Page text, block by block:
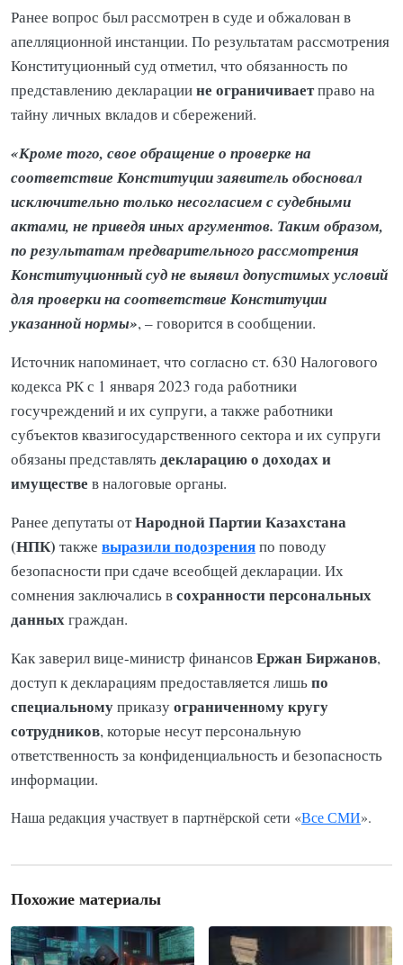
Ранее вопрос был рассмотрен в суде и обжалован в
апелляционной инстанции. По результатам рассмотрения
Конституционный суд отметил, что обязанность по
представлению декларациине ограничиваетправо на
тайну личных вкладов и сбережений.
«Кроме того, свое обращение о проверке на
соответствие Конституции заявитель обосновал
исключительно только несогласием с судебными
актами, не приведя иных аргументов. Таким образом,
по результатам предварительного рассмотрения
Конституционный суд не выявил допустимых условий
для проверки на соответствие Конституции
указанной нормы», – говорится в сообщении.
Источник напоминает, что согласно ст. 630 Налогового
кодекса РК с 1 января 2023 года работники
госучреждений и их супруги, а также работники
субъектов квазигосударственного сектора и их супруги
обязаны представлятьдекларацию о доходах и
имуществе в налоговые органы.
Ранее депутаты отНародной Партии Казахстана
(НПК) также выразили подозренияпо поводу
безопасности при сдаче всеобщей декларации. Их
сомнения заключались всохранностиперсональных
данныхграждан.
Как заверил вице-министр финансовЕржанБиржанов,
доступ к декларациям предоставляется лишьпо
специальномуприказуограниченномукругу
сотрудников, которые несут персональную
ответственность за конфиденциальность и безопасность
информации.
Наша редакция участвует в партнёрской сети «Все СМИ».
Похожие материалы